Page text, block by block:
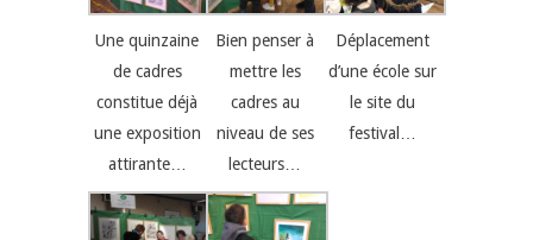
Une quinzaine
de cadres
constitue déjà
une exposition
attirante…
Bien penser à
mettre les
cadres au
niveau de ses
lecteurs…
Déplacement
d’une école sur
le site du
festival…